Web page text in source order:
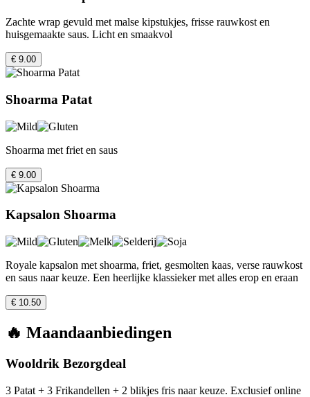
Zachte wrap gevuld met malse kipstukjes, frisse rauwkost en
huisgemaakte saus. Licht en smaakvol
€ 9.00
Shoarma Patat
Shoarma met friet en saus
€ 9.00
Kapsalon Shoarma
Royale kapsalon met shoarma, friet, gesmolten kaas, verse rauwkost
en saus naar keuze. Een heerlijke klassieker met alles erop en eraan
€ 10.50
🔥 Maandaanbiedingen
Wooldrik Bezorgdeal
3 Patat + 3 Frikandellen + 2 blikjes fris naar keuze. Exclusief online